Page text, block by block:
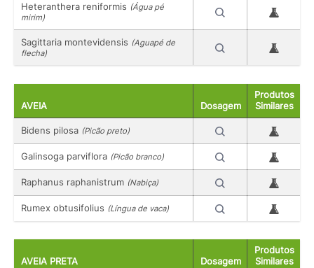
Heteranthera reniformis (Água pé
mirim)
Sagittaria montevidensis (Aguapé de
flecha)
AVEIA Dosagem
Produtos
Similares
Bidens pilosa (Picão preto)
Galinsoga parviflora (Picão branco)
Raphanus raphanistrum (Nabiça)
Rumex obtusifolius (Língua de vaca)
AVEIA PRETA Dosagem
Produtos
Similares